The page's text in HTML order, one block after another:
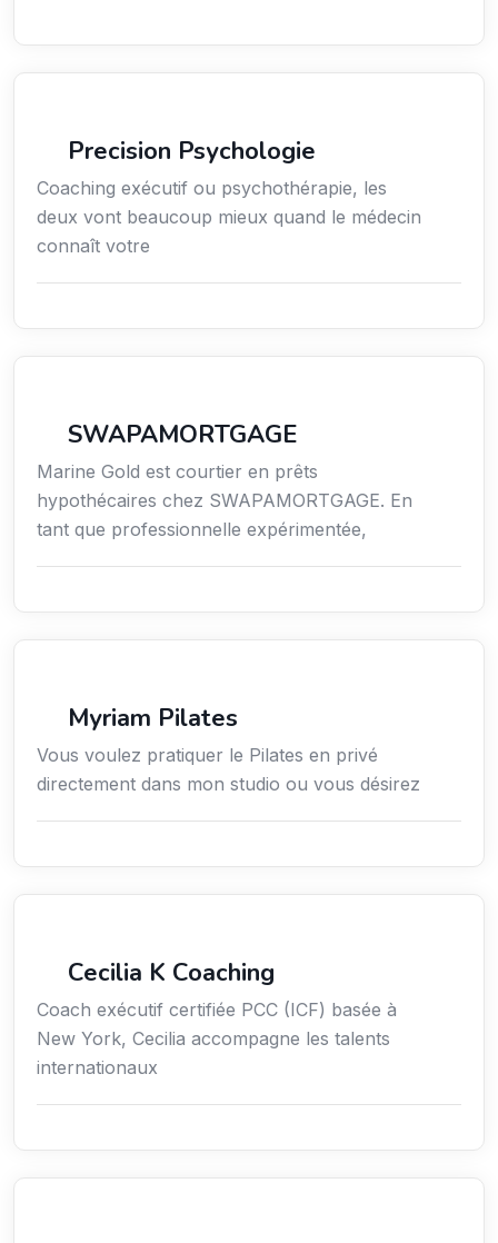
Precision Psychologie
Coaching exécutif ou psychothérapie, les
deux vont beaucoup mieux quand le médecin
connaît votre
SWAPAMORTGAGE
Marine Gold est courtier en prêts
hypothécaires chez SWAPAMORTGAGE. En
tant que professionnelle expérimentée,
Myriam Pilates
Vous voulez pratiquer le Pilates en privé
directement dans mon studio ou vous désirez
Cecilia K Coaching
Coach exécutif certifiée PCC (ICF) basée à
New York, Cecilia accompagne les talents
internationaux